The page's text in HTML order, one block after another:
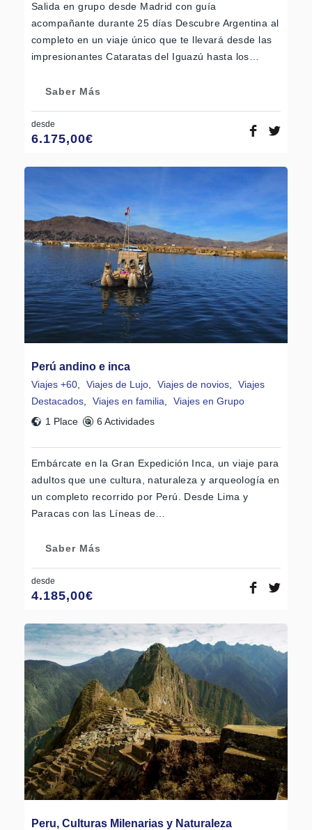
Salida en grupo desde Madrid con guía
acompañante durante 25 días Descubre Argentina al
completo en un viaje único que te llevará desde las
impresionantes Cataratas del Iguazú hasta los…
Saber Más
desde
6.175,00€
Perú andino e inca
Viajes +60 Viajes de Lujo Viajes de novios
Viajes
Destacados
Viajes en familia
Viajes en Grupo
1 Place
6 Actividades
Embárcate en la Gran Expedición Inca, un viaje para
adultos que une cultura, naturaleza y arqueología en
un completo recorrido por Perú. Desde Lima y
Paracas con las Líneas de…
Saber Más
desde
4.185,00€
Peru, Culturas Milenarias y Naturaleza